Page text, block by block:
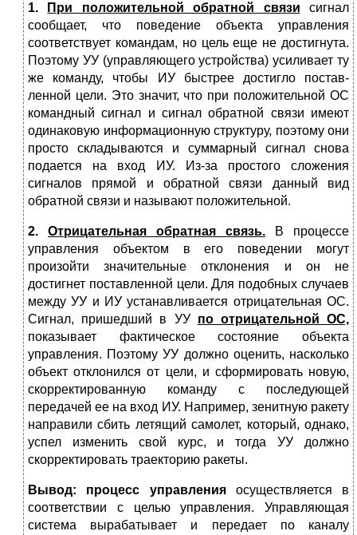
1. При положительной обратной связи сигнал
сообщает, что поведение объекта управления
соответствует командам, но цель еще не достигнута.
Поэтому УУ (управляющего устройства) усиливает ту
же команду, чтобы ИУ быстрее достигло постав­
ленной цели. Это значит, что при положительной ОС
командный сигнал и сигнал обратной связи имеют
одинаковую информационную структуру, поэтому они
просто складываются и суммарный сигнал снова
подается на вход ИУ. Из-за простого сложения
сигналов прямой и обратной связи дан­ный вид
обратной связи и называют положитель­ной.
2. Отрицательная обратная связь. В про­цессе
управления объектом в его поведении мо­гут
произойти значительные отклонения и он не
достигнет поставленной цели. Для подобных слу­чаев
между УУ и ИУ устанавливается отрица­тельная ОС.
Сигнал, пришедший в УУ по отри­цательной ОС,
показывает фактическое состояние объекта
управления. Поэтому УУ должно оце­нить, насколько
объект отклонился от цели, и сформировать новую,
скорректированную ко­манду с последующей
передачей ее на вход ИУ. Например, зенитную ракету
направили сбить летящий са­молет, который, однако,
успел изменить свой курс, и тогда УУ должно
скорректировать траекторию ракеты.
Вывод: процесс управленияосуществляется в
соответствии с целью управления. Управляющая
система вырабатывает и передает по каналу